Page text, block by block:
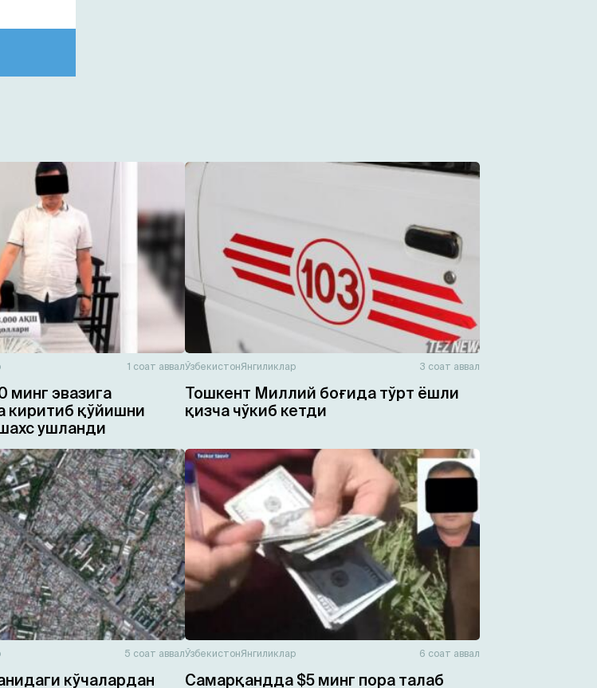
1 соат аввал
минг эвазига
киритиб қўйишни
ушланди
ЎзбекистонЯнгиликлар 3 соат аввал
Тошкент Миллий боғида тўрт ёшли
қизча чўкиб кетди
5 соат аввал
кўчалардан
ЎзбекистонЯнгиликлар 6 соат аввал
Самарқандда $5 минг пора талаб